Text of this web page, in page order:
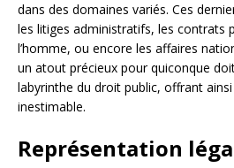
dans des domaines variés. Ces
les litiges administratifs, les contrats
l’homme, ou encore les affaires
un atout précieux pour quiconque
labyrinthe du droit public, offrant
inestimable.
Représentation